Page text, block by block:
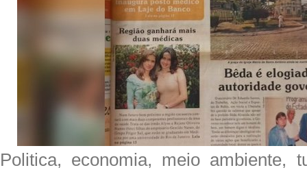
Politica, economia, meio ambiente,